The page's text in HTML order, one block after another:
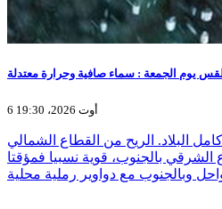
يوم الجمعة : سماء صافية وحرارة معتدلة
6 أوت 2026، 19:30
البلاد. الريح من القطاع الشمالي
بالجنوب، قوية نسبيا فمؤقتا